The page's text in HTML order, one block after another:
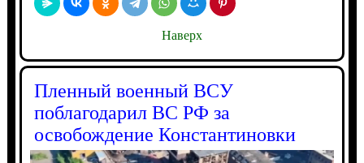
Наверх
Пленный военный ВСУ
поблагодарил ВС РФ за
освобождение Константиновки